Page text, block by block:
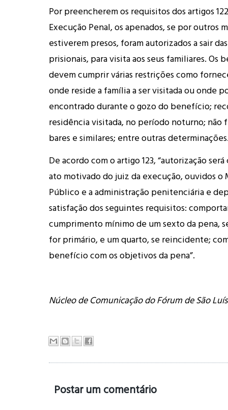
Por preencherem os requisitos dos artigos
Execução Penal, os apenados, se por outros
estiverem presos, foram autorizados a sair
prisionais, para visita aos seus familiares. Os
devem cumprir várias restrições como
onde reside a família a ser visitada ou onde
encontrado durante o gozo do benefício;
residência visitada, no período noturno; não
bares e similares; entre outras
De acordo com o artigo 123, “autorização
ato motivado do juiz da execução, ouvidos
Público e a administração penitenciária e
satisfação dos seguintes requisitos:
cumprimento mínimo de um sexto da pena,
for primário, e um quarto, se reincidente;
benefício com os objetivos da pena”.
Núcleo de Comunicação do Fórum de São Luís
Postar um comentário